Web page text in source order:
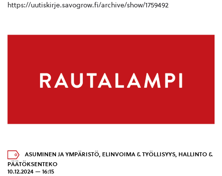
https://uutiskirje.savogrow.fi/archive/show/1759492
ASUMINEN JA YMPÄRISTÖ, ELINVOIMA & TYÖLLISYYS, HALLINTO &
PÄÄTÖKSENTEKO
10.12.2024 — 16:15